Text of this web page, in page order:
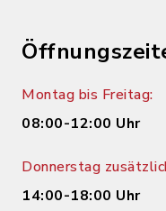
Montag bis Freitag:
08:00-12:00 Uhr
Donnerstag
14:00-18:00 Uhr